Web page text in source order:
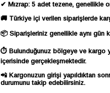
✔ Mızrap: 5 adet tezene, genellikle
🚚 Türkiye içi verilen siparişlerde
📦 Siparişleriniz genellikle aynı gün
⏱ Bulunduğunuz bölgeye ve kargo
içerisinde gerçekleşmektedir.
📲 Kargonuzun girişi yapıldıktan
durumunu takip edebilirsiniz.